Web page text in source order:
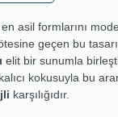
en asil formlarını
geçen bu
elit bir sunumla
kokusuyla bu
karşılığıdır.